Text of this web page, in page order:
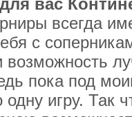
вас
всегда
с
возможность
пока под
одну игру. Так